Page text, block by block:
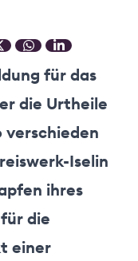
für das
die Urtheile
verschieden
Iselin
ihres
die
einer